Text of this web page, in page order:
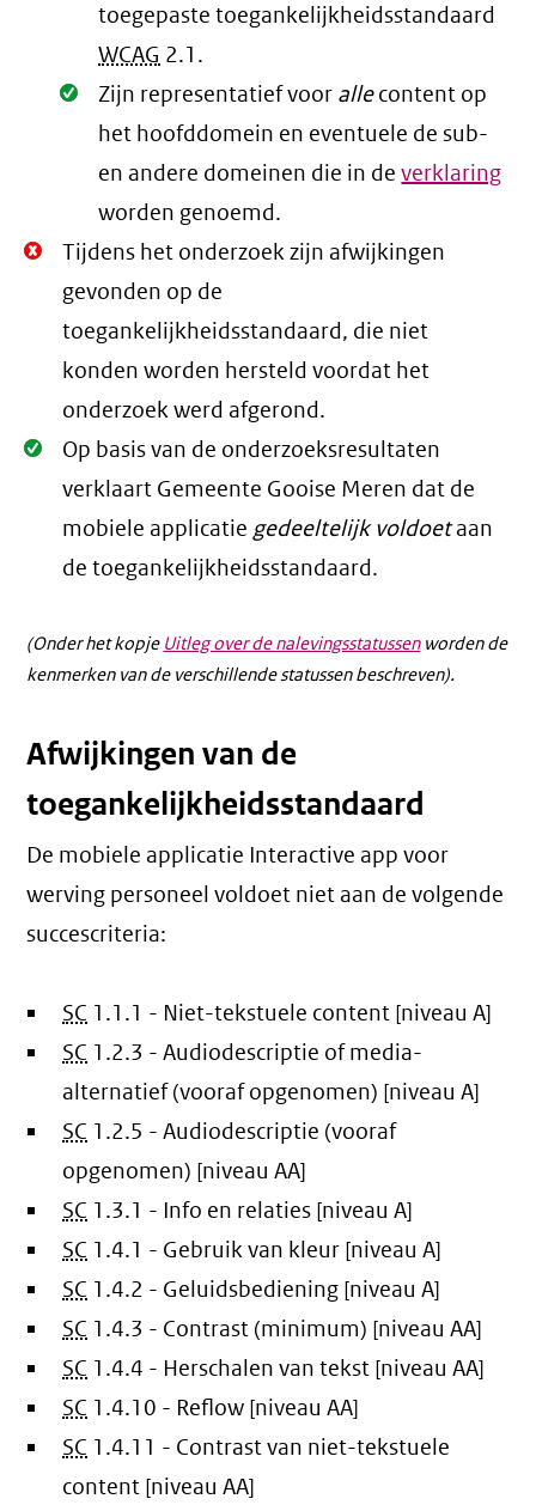
toegepaste toegankelijkheidsstandaard
WCAG 2.1 .
Oké.
Zijn representatief voor allecontent op
het hoofddomein en eventuele de sub-
en andere domeinen die in deverklaring
worden genoemd.
Niet
Oké.
Tijdens het onderzoek zijn afwijkingen
gevonden op de
toegankelijkheidsstandaard, die niet
konden worden hersteld voordat het
onderzoek werd afgerond.
Oké.
Op basis van de onderzoeksresultaten
verklaart Gemeente Gooise Meren dat de
mobiele applicatiegedeeltelijk voldoetaan
de toegankelijkheidsstandaard.
(Onder het kopje Uitleg over de nalevingsstatussenworden de
kenmerken van de verschillende statussen beschreven).
Afwijkingen van de
toegankelijkheidsstandaard
De mobiele applicatie Interactive app voor
werving personeel voldoet niet aan de volgende
succescriteria:
SC 1.1.1 - Niet-tekstuele content [niveau A]
SC 1.2.3 - Audiodescriptie of media-
alternatief (vooraf opgenomen) [niveau A]
SC 1.2.5 - Audiodescriptie (vooraf
opgenomen) [niveau AA]
SC 1.3.1 - Info en relaties [niveau A]
SC 1.4.1 - Gebruik van kleur [niveau A]
SC 1.4.2 - Geluidsbediening [niveau A]
SC 1.4.3 - Contrast (minimum) [niveau AA]
SC 1.4.4 - Herschalen van tekst [niveau AA]
SC 1.4.10 - Reflow [niveau AA]
SC 1.4.11 - Contrast van niet-tekstuele
content [niveau AA]